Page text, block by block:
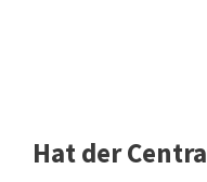
Hat der